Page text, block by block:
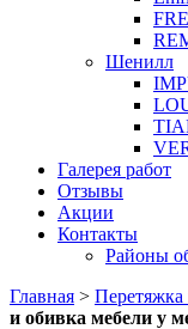
Шенилл
Галерея работ
Отзывы
Акции
Контакты
Районы
Главная > Перетяжка
и обивка мебели у